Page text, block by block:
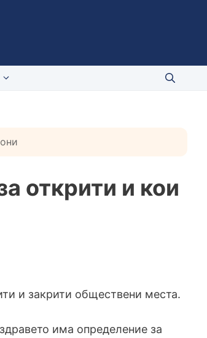
открити и кои
и закрити обществени места.
има определение за